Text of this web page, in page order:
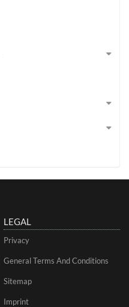
LEGAL
Privacy
General Terms And Conditions
Sitemap
Imprint